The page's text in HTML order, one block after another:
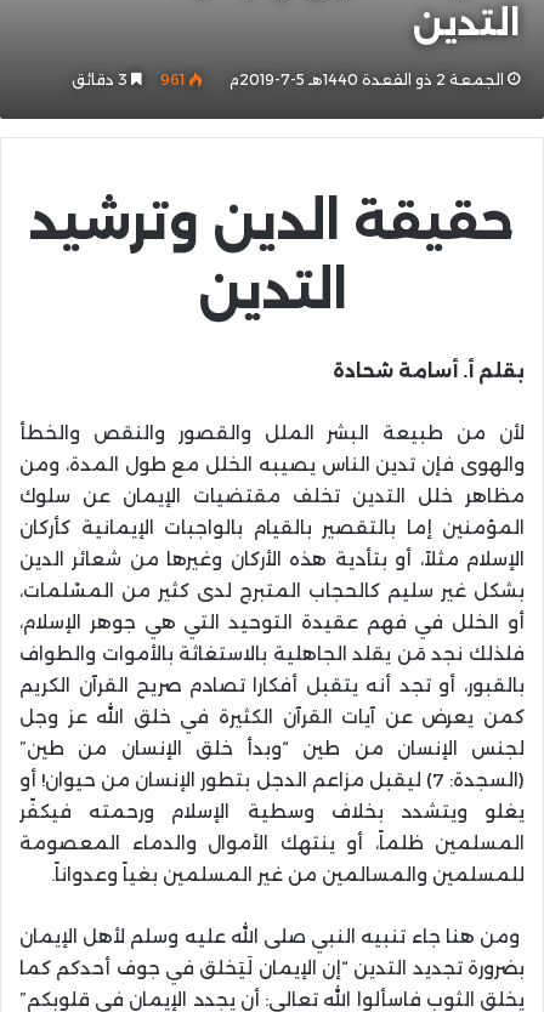
التدين
الجمعة 2 ذو القعدة 1440هـ 5-7-2019م 961
حقيقة الدين وترشيد
التدين
بقلم أ. أسامة شحادة
لأن من طبيعة البشر الملل والقصور والنقص والخطأ
والهوى فإن تدين الناس يصيبه الخلل مع طول المدة، ومن
مظاهر خلل التدين تخلف مقتضيات الإيمان عن سلوك
المؤمنين إما بالتقصير بالقيام بالواجبات الإيمانية كأركان
الإسلام مثلاً، أو بتأدية هذه الأركان وغيرها من شعائر الدين
بشكل غير سليم كالحجاب المتبرج لدى كثير من المسْلمات،
أو الخلل في فهم عقيدة التوحيد التي هي جوهر الإسلام،
فلذلك نجد مَن يقلد الجاهلية بالاستغاثة بالأموات والطواف
بالقبور، أو تجد أنه يتقبل أفكارا تصادم صريح القرآن الكريم
كمن يعرض عن آيات القرآن الكثيرة في خلق الله عز وجل
لجنس الإنسان من طين “وبدأ خلق الإنسان من طين”
(السجدة: 7) ليقبل مزاعم الدجل بتطور الإنسان من حيوان! أو
يغلو ويتشدد بخلاف وسطية الإسلام ورحمته فيكفّر
المسلمين ظلماً، أو ينتهك الأموال والدماء المعصومة
للمسلمين والمسالمين من غير المسلمين بغياً وعدواناً.
ومن هنا جاء تنبيه النبي صلى الله عليه وسلم لأهل الإيمان
بضرورة تجديد التدين “إن الإيمان لَيَخلق في جوف أحدكم كما
يخلق الثوب فاسألوا الله تعالى: أن يجدد الإيمان في قلوبكم”